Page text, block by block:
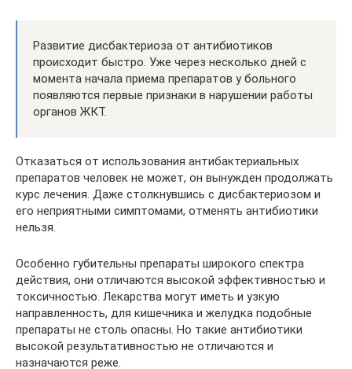
Развитие дисбактериоза от антибиотиков
происходит быстро. Уже через несколько дней с
момента начала приема препаратов у больного
появляются первые признаки в нарушении работы
органов ЖКТ.
Отказаться от использования антибактериальных
препаратов человек не может, он вынужден продолжать
курс лечения. Даже столкнувшись с дисбактериозом и
его неприятными симптомами, отменять антибиотики
нельзя.
Особенно губительны препараты широкого спектра
действия, они отличаются высокой эффективностью и
токсичностью. Лекарства могут иметь и узкую
направленность, для кишечника и желудка подобные
препараты не столь опасны. Но такие антибиотики
высокой результативностью не отличаются и
назначаются реже.